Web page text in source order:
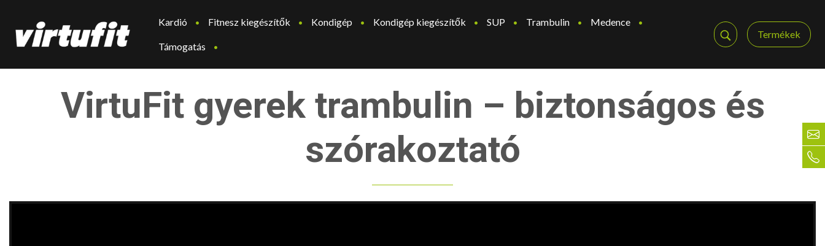
Kardió Fitnesz kiegészítők Kondigép Kondigép kiegészítők SUP Trambulin Medence
Támogatás
Termékek
VirtuFit gyerek trambulin – biztonságos és
szórakoztató